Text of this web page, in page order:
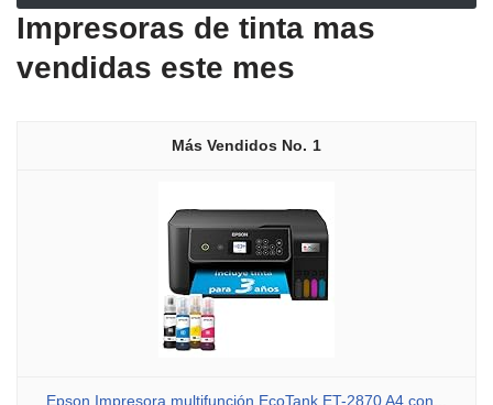
Impresoras de tinta mas
vendidas este mes
1
Epson Impresora multifunción EcoTank ET-2870 A4 con...